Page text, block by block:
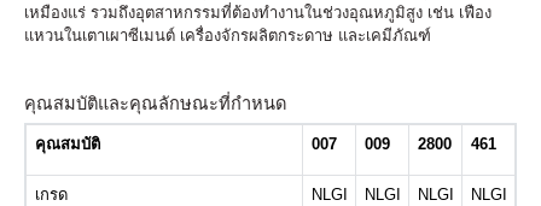
เหมืองแร่ รวมถึงอุตสาหกรรมที่ต้องทำงานในช่วงอุณหภูมิสูง เช่น เฟือง
แหวนในเตาเผาซีเมนต์ เครื่องจักรผลิตกระดาษ และเคมีภัณฑ์
คุณสมบัติและคุณลักษณะที่กำหนด
คุณสมบัติ 007 009 2800 461
เกรด
NLGI
NLGI
NLGI
NLGI